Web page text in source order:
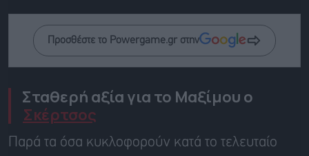
Προσθέστε το Powergame.gr στην
Σταθερή αξία για το Μαξίμου ο
Σκέρτσος
Παρά τα όσα κυκλοφορούν κατά το τελευταίο